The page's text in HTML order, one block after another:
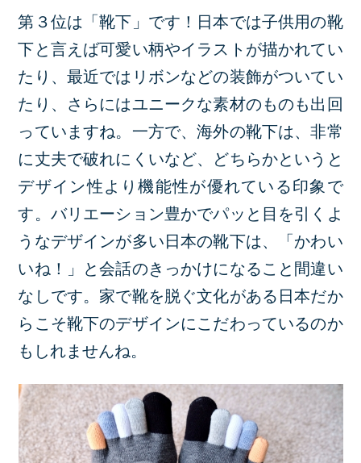
第３位は「靴下」です！日本では子供用の靴
下と言えば可愛い柄やイラストが描かれてい
たり、最近ではリボンなどの装飾がついてい
たり、さらにはユニークな素材のものも出回
っていますね。一方で、海外の靴下は、非常
に丈夫で破れにくいなど、どちらかというと
デザイン性より機能性が優れている印象で
す。バリエーション豊かでパッと目を引くよ
うなデザインが多い日本の靴下は、「かわい
いね！」と会話のきっかけになること間違い
なしです。家で靴を脱ぐ文化がある日本だか
らこそ靴下のデザインにこだわっているのか
もしれませんね。